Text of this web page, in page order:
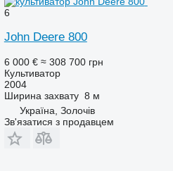
6
John Deere 800
6 000 € ≈ 308 700 грн
Культиватор
2004
Ширина захвату 8 м
Україна, Золочів
Зв'язатися з продавцем